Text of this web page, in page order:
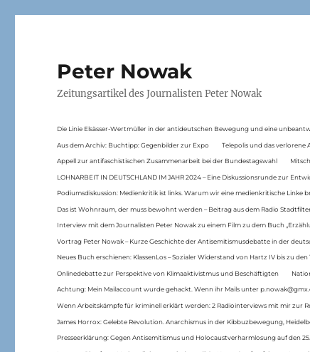
Peter Nowak
Zeitungsartikel des Journalisten Peter Nowak
Die Linie Elsässer-Wertmüller in der antideutschen Bewegung und eine
Aus dem Archiv: Buchtipp: Gegenbilder zur Expo Telepolis und das verlorene
Appell zur antifaschistischen Zusammenarbeit bei der Bundestagswahl
LOHNARBEIT IN DEUTSCHLAND IM JAHR 2024 – Eine Diskussionsrunde zur
Podiumsdiskussion: Medienkritik ist links. Warum wir eine medienkritische Linke
Das ist Wohnraum, der muss bewohnt werden – Beitrag aus dem Radio
Interview mit dem Journalisten Peter Nowak zu einem Film zu dem Buch
Vortrag Peter Nowak – Kurze Geschichte der Antisemitismusdebatte in der
Neues Buch erschienen: KlassenLos – Sozialer Widerstand von Hartz IV bis zu
Onlinedebatte zur Perspektive von Klimaaktivistmus und Beschäftigten
Achtung: Mein Mailaccount wurde gehackt. Wenn ihr Mails unter
Wenn Arbeitskämpfe für kriminell erklärt werden: 2 Radiointerviews mit mir zur
James Horrox: Gelebte Revolution. Anarchismus in der Kibbuzbewegung,
Presseerklärung: Gegen Antisemitismus und Holocaustverharmlosung auf den